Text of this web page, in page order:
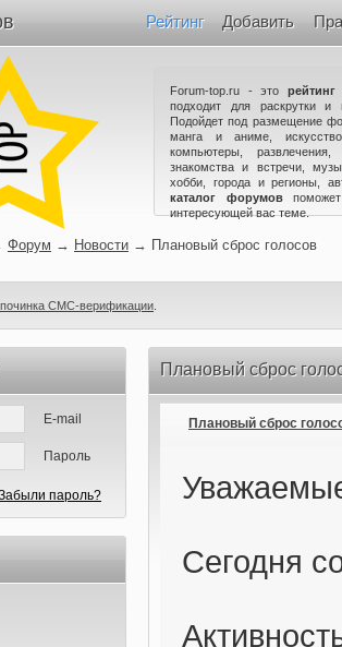
Рейтинг Добавить
Forum-top.ru - это
подходит для раскрутки и
Подойдет под размещение
манга и аниме,
компьютеры,
знакомства и встречи,
хобби, города и регионы,
каталог форумов
интересующей вас теме.
Форум → Новости → Плановый сброс голосов
СМС-верификации
E-mail
Пароль
пароль?
Плановый сброс
Плановый сброс
Сегодня